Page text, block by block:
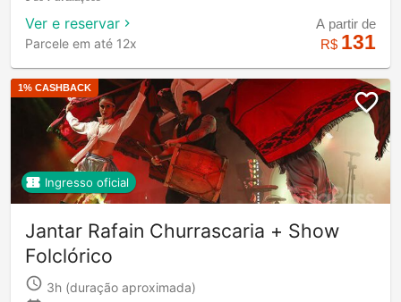
Ver e reservar
Parcele em até 12x
A partir de
R$ 131
1% CASHBACK
Ingresso oficial
Jantar Rafain Churrascaria + Show
Folclórico
3h (duração aproximada)